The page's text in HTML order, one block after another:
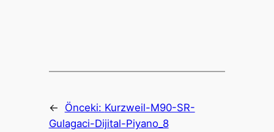
← Önceki: Kurzweil-M90-SR-
Gulagaci-Dijital-Piyano_8